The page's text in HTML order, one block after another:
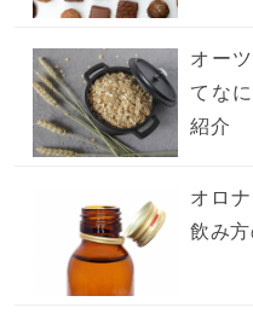
オー
てな
紹介
オロ
飲み